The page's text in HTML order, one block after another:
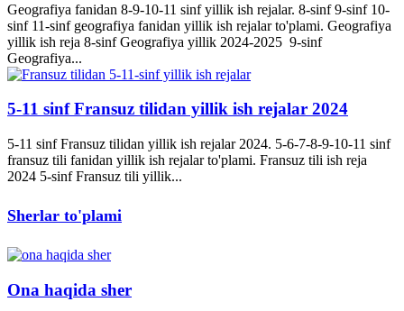
Geografiya fanidan 8-9-10-11 sinf yillik ish rejalar. 8-sinf 9-sinf 10-
sinf 11-sinf geografiya fanidan yillik ish rejalar to'plami. Geografiya
yillik ish reja 8-sinf Geografiya yillik 2024-2025 9-sinf
Geografiya...
5-11 sinf Fransuz tilidan yillik ish rejalar 2024
5-11 sinf Fransuz tilidan yillik ish rejalar 2024. 5-6-7-8-9-10-11 sinf
fransuz tili fanidan yillik ish rejalar to'plami. Fransuz tili ish reja
2024 5-sinf Fransuz tili yillik...
Sherlar to'plami
Ona haqida sher